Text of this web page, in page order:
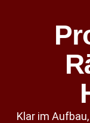
Klar im